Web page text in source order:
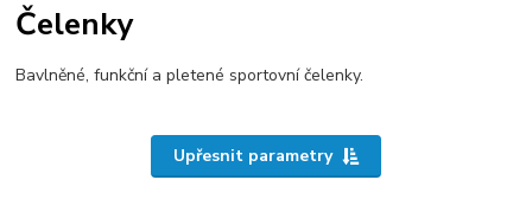
Čelenky
Bavlněné, funkční a pletené sportovní čelenky.
Upřesnit parametry